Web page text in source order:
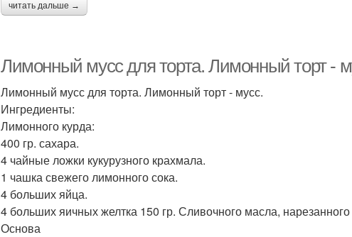
читать дальше →
Лимонный мусс для торта. Лимонный торт -
Лимонный мусс для торта. Лимонный торт - мусс.
Ингредиенты:
Лимонного курда:
400 гр. сахара.
4 чайные ложки кукурузного крахмала.
1 чашка свежего лимонного сока.
4 больших яйца.
4 больших яичных желтка 150 гр. Сливочного масла,
Основа